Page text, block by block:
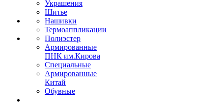
Украшения
Шитье
Нашивки
Термоаппликации
Полиэстер
Армированные
ПНК им.Кирова
Специальные
Армированные
Китай
Обувные